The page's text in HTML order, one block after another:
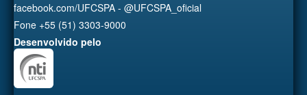
facebook.com/UFCSPA - @UFCSPA_oficial
Fone +55 (51) 3303-9000
Desenvolvido pelo